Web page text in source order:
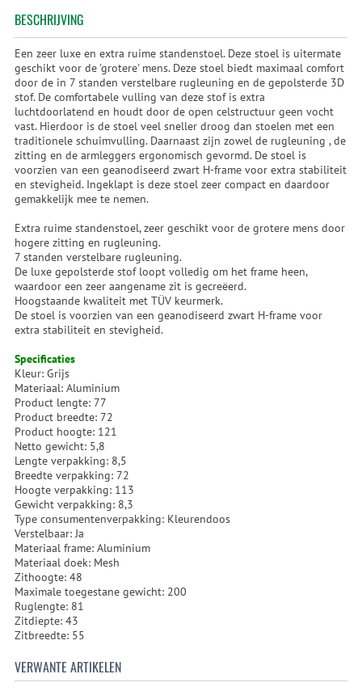
BESCHRIJVING
Een zeer luxe en extra ruime standenstoel. Deze stoel is uitermate
geschikt voor de 'grotere' mens. Deze stoel biedt maximaal comfort
door de in 7 standen verstelbare rugleuning en de gepolsterde 3D
stof. De comfortabele vulling van deze stof is extra
luchtdoorlatend en houdt door de open celstructuur geen vocht
vast. Hierdoor is de stoel veel sneller droog dan stoelen met een
traditionele schuimvulling. Daarnaast zijn zowel de rugleuning , de
zitting en de armleggers ergonomisch gevormd. De stoel is
voorzien van een geanodiseerd zwart H-frame voor extra stabiliteit
en stevigheid. Ingeklapt is deze stoel zeer compact en daardoor
gemakkelijk mee te nemen.
Extra ruime standenstoel, zeer geschikt voor de grotere mens door
hogere zitting en rugleuning.
7 standen verstelbare rugleuning.
De luxe gepolsterde stof loopt volledig om het frame heen,
waardoor een zeer aangename zit is gecreëerd.
Hoogstaande kwaliteit met TÜV keurmerk.
De stoel is voorzien van een geanodiseerd zwart H-frame voor
extra stabiliteit en stevigheid.
Specificaties
Kleur: Grijs
Materiaal: Aluminium
Product lengte: 77
Product breedte: 72
Product hoogte: 121
Netto gewicht: 5,8
Lengte verpakking: 8,5
Breedte verpakking: 72
Hoogte verpakking: 113
Gewicht verpakking: 8,3
Type consumentenverpakking: Kleurendoos
Verstelbaar: Ja
Materiaal frame: Aluminium
Materiaal doek: Mesh
Zithoogte: 48
Maximale toegestane gewicht: 200
Ruglengte: 81
Zitdiepte: 43
Zitbreedte: 55
VERWANTE ARTIKELEN